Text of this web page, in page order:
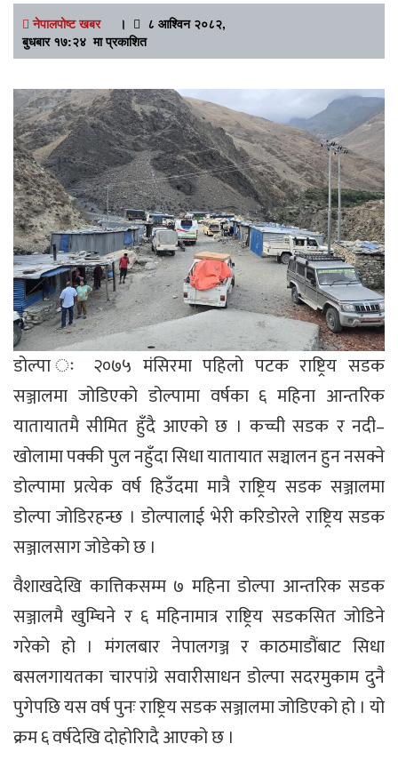
नेपालपोष्ट खबर।
८ आश्विन २०८२,
बुधबार १७:२४ मा प्रकाशित
डोल्पा ः २०७५ मंसिरमा पहिलो पटक राष्ट्रिय सडक
सञ्जालमा जोडिएको डोल्पामा वर्षका ६ महिना आन्तरिक
यातायातमै सीमित हुँदै आएको छ । कच्ची सडक र नदी–
खोलामा पक्की पुल नहुँदा सिधा यातायात सञ्चालन हुन नसक्ने
डोल्पामा प्रत्येक वर्ष हिउँदमा मात्रै राष्ट्रिय सडक सञ्जालमा
डोल्पा जोडिरहन्छ । डोल्पालाई भेरी करिडोरले राष्ट्रिय सडक
सञ्जालसाग जोडेको छ ।
वैशाखदेखि कात्तिकसम्म ७ महिना डोल्पा आन्तरिक सडक
सञ्जालमै खुम्चिने र ६ महिनामात्र राष्ट्रिय सडकसित जोडिने
गरेको हो । मंगलबार नेपालगञ्ज र काठमाडौंबाट सिधा
बसलगायतका चारपांग्रे सवारीसाधन डोल्पा सदरमुकाम दुनै
पुगेपछि यस वर्ष पुनः राष्ट्रिय सडक सञ्जालमा जोडिएको हो । यो
क्रम ६ वर्षदेखि दोहोरिादै आएको छ ।